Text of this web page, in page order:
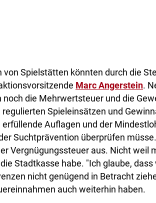
von Spielstätten könnten durch die
Marc Angerstein.
die Mehrwertsteuer und die
Spieleinsätzen und
Auflagen und der
Suchtprävention überprüfen
Vergnügungssteuer aus. Nicht weil
Stadtkasse habe. "Ich glaube,
nicht genügend in Betracht
auch weiterhin haben.